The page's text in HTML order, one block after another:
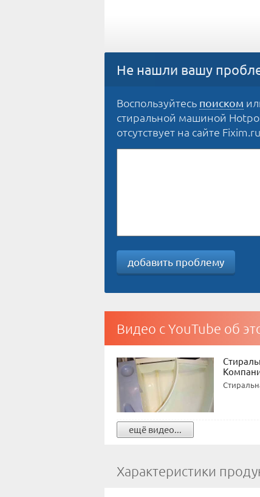
Не нашли вашу
Воспользуйтесь поиском
стиральной машиной
отсутствует на сайте
добавить проблему
Видео с YouTube об
ещё видео...
Характеристики